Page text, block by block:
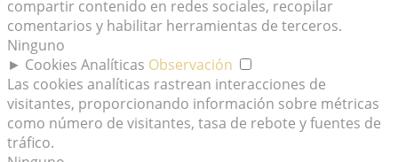
compartir contenido en redes sociales, recopilar
comentarios y habilitar herramientas de terceros.
Ninguno
► Cookies Analíticas Observación
Las cookies analíticas rastrean interacciones de
visitantes, proporcionando información sobre métricas
como número de visitantes, tasa de rebote y fuentes de
tráfico.